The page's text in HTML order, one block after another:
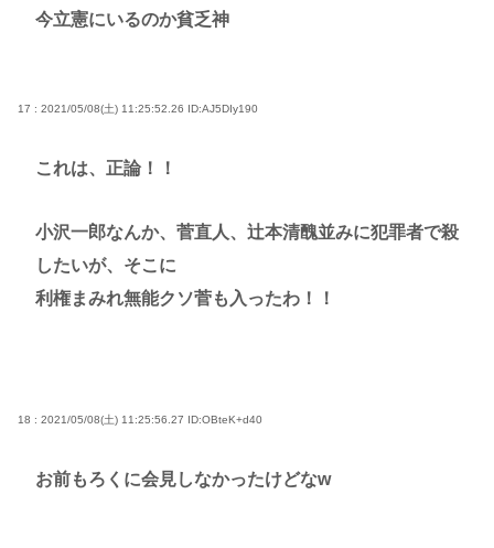
今立憲にいるのか貧乏神
17 : 2021/05/08(土) 11:25:52.26 ID:AJ5DIy190
これは、正論！！
小沢一郎なんか、菅直人、辻本清醜並みに犯罪者で殺
したいが、そこに
利権まみれ無能クソ菅も入ったわ！！
18 : 2021/05/08(土) 11:25:56.27 ID:OBteK+d40
お前もろくに会見しなかったけどなw